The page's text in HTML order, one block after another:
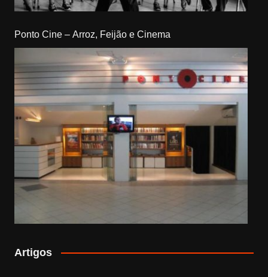
Ponto Cine – Arroz, Feijão e Cinema
Artigos